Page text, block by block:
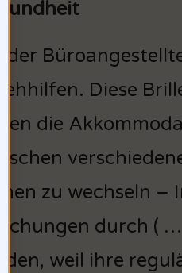
der
Diese
die
zu wechseln –
durch ( …
weil ihre